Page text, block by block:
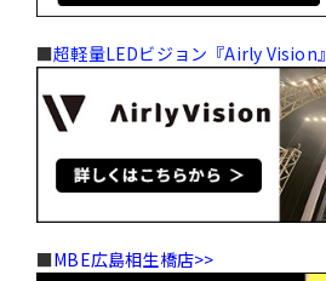
■超軽量LEDビジョン『Airly Vision』
■MBE広島相生橋店>>